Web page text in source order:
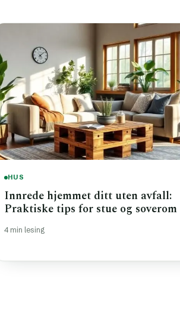
HUS
Innrede hjemmet ditt uten avfall:
Praktiske tips for stue og soverom
4 min lesing